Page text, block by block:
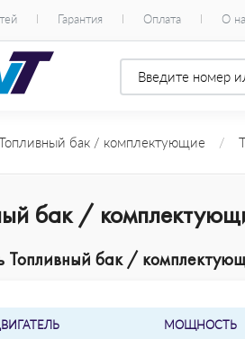
Гарантия Оплата О
бак / комплектующие /
бак /
Топливный бак /
МОЩНОСТЬ